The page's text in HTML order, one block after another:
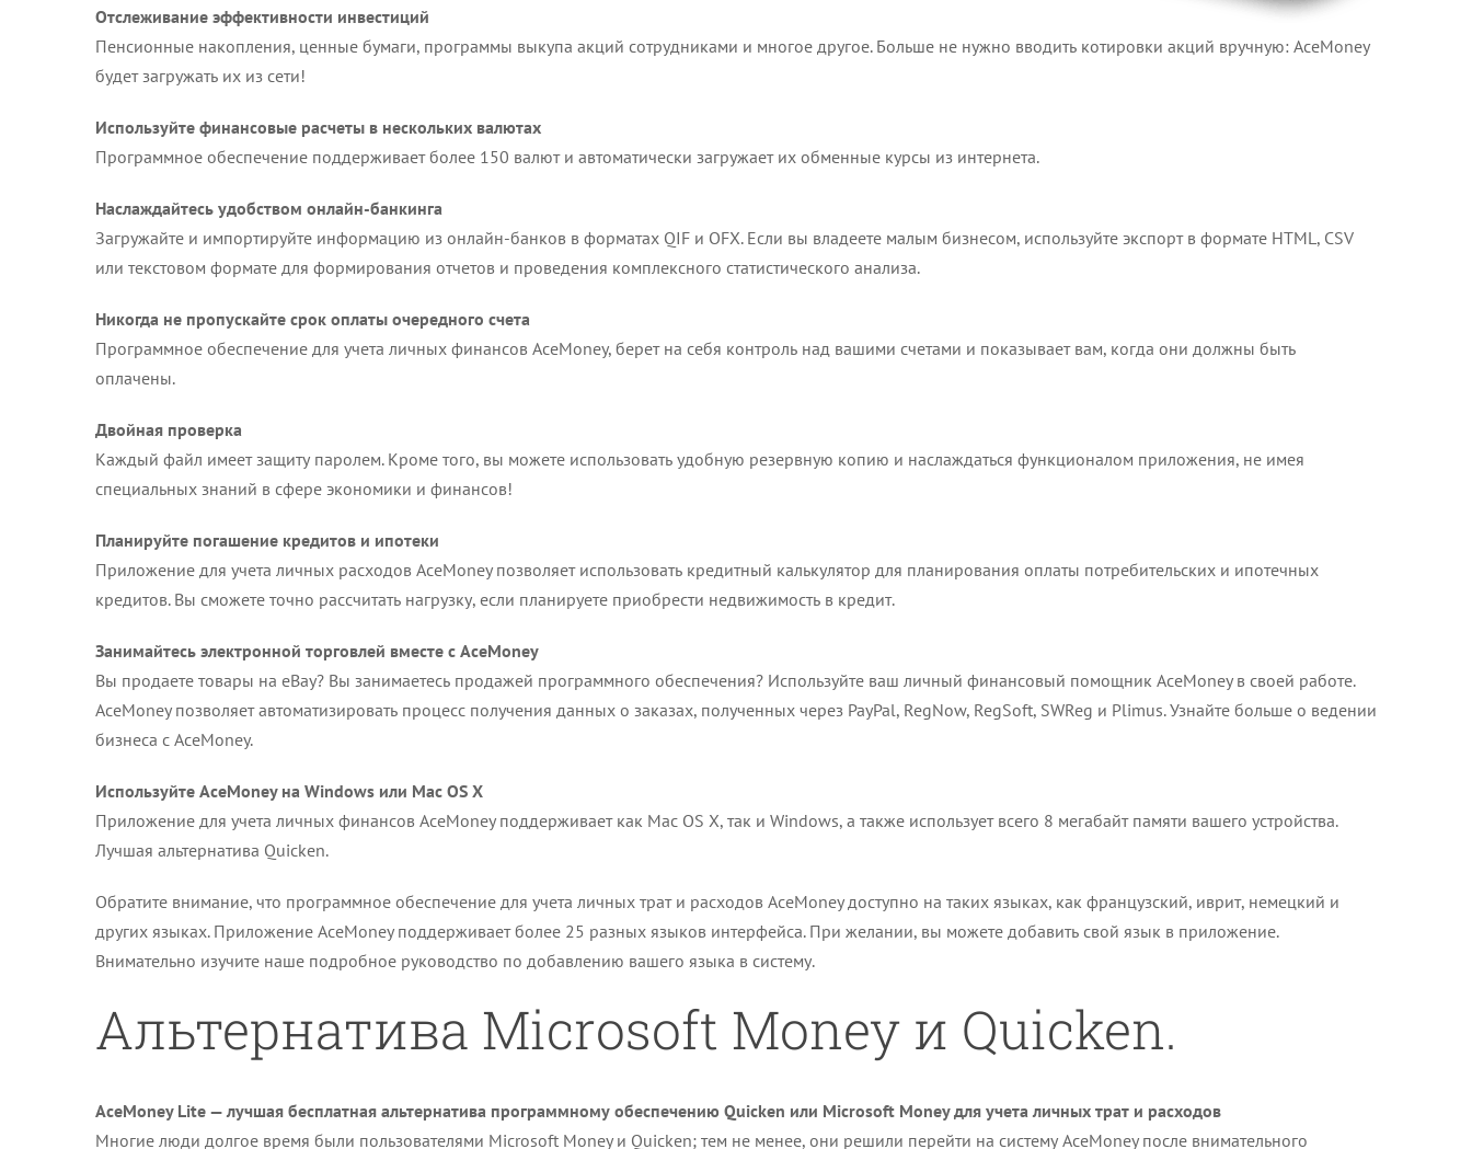
Отслеживание эффективности инвестиций
Пенсионные накопления, ценные бумаги, программы выкупа акций сотрудниками и многое другое. Больше не нужно вводить котировки акций вручную: AceMoney
будет загружать их из сети!
Используйте финансовые расчеты в нескольких валютах
Программное обеспечение поддерживает более 150 валют и автоматически загружает их обменные курсы из интернета.
Наслаждайтесь удобством онлайн-банкинга
Загружайте и импортируйте информацию из онлайн-банков в форматах QIF и OFX. Если вы владеете малым бизнесом, используйте экспорт в формате HTML, CSV
или текстовом формате для формирования отчетов и проведения комплексного статистического анализа.
Никогда не пропускайте срок оплаты очередного счета
Программное обеспечение для учета личных финансов AceMoney, берет на себя контроль над вашими счетами и показывает вам, когда они должны быть
оплачены.
Двойная проверка
Каждый файл имеет защиту паролем. Кроме того, вы можете использовать удобную резервную копию и наслаждаться функционалом приложения, не имея
специальных знаний в сфере экономики и финансов!
Планируйте погашение кредитов и ипотеки
Приложение для учета личных расходов AceMoney позволяет использовать кредитный калькулятор для планирования оплаты потребительских и ипотечных
кредитов. Вы сможете точно рассчитать нагрузку, если планируете приобрести недвижимость в кредит.
Занимайтесь электронной торговлей вместе с AceMoney
Вы продаете товары на eBay? Вы занимаетесь продажей программного обеспечения? Используйте ваш личный финансовый помощник AceMoney в своей работе.
AceMoney позволяет автоматизировать процесс получения данных о заказах, полученных через PayPal, RegNow, RegSoft, SWReg и Plimus. Узнайте больше о ведении
бизнеса с AceMoney.
Используйте AceMoney на Windows или Mac OS X
Приложение для учета личных финансов AceMoney поддерживает как Mac OS X, так и Windows, а также использует всего 8 мегабайт памяти вашего устройства.
Лучшая альтернатива Quicken.
Обратите внимание, что программное обеспечение для учета личных трат и расходов AceMoney доступно на таких языках, как французский, иврит, немецкий и
других языках. Приложение AceMoney поддерживает более 25 разных языков интерфейса. При желании, вы можете добавить свой язык в приложение.
Внимательно изучите наше подробное руководство по добавлению вашего языка в систему.
Альтернатива Microsoft Money и Quicken.
AceMoney Lite — лучшая бесплатная альтернатива программному обеспечению Quicken или Microsoft Money для учета личных трат и расходов
Многие люди долгое время были пользователями Microsoft Money и Quicken; тем не менее, они решили перейти на систему AceMoney после внимательного